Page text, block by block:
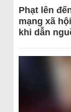
Phạt lên
mạng xã
khi dẫn